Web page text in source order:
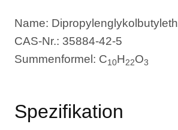
Name:
CAS-Nr.: 35884-42-5
Summenformel: C10H22O3
Spezifikation